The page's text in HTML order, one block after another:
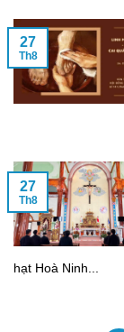
27
Th8
hạt Hoà Ninh...
27
Th8